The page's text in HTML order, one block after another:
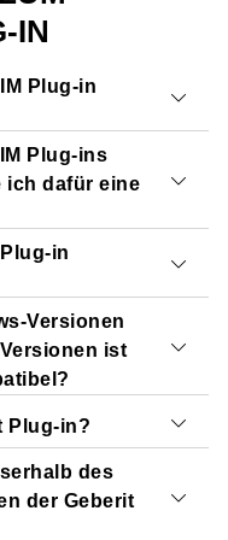
IN
Plug-in
Autodesk Revit-
dass Sie
BIM-Objekte
mühsam auf
müssen. Neben dem
Plug-in auch weitere
bereit.
Plug-ins
ich dafür eine
das
Sie eine
nehmen Sie bitte
in
auf dieser Webseite
und
Versionen
ist
Plug-in?
diese Webseite
des
der Geberit